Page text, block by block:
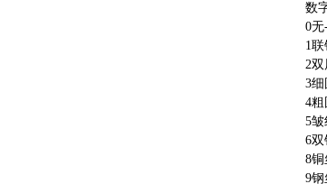
数字
0无
1联
2双层
3细圆
4粗
5皱
6双
8铜
9钢